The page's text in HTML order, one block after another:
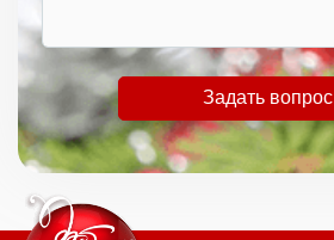
Задать вопрос